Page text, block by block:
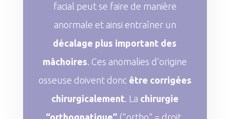
facial peut se faire de manière
anormale et ainsi entraîner un
décalage plus important des
mâchoires . Ces anomalies d’origine
osseuse doivent donc être corrigées
chirurgicalement . La chirurgie
“orthognatique” (“ortho” = droit,